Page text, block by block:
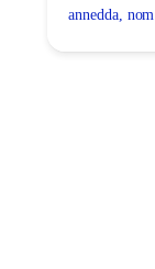
annedda, nom